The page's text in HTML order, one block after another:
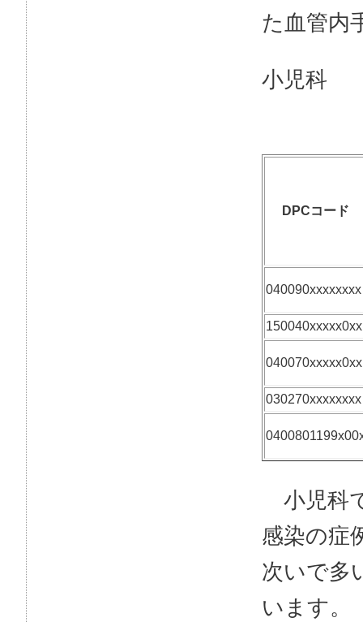
た血管内
小児科
DPCコード
040090xxxxxxxx
150040xxxxx0xx
040070xxxxx0xx
030270xxxxxxxx
小児科
感染の症
次いで多
います。